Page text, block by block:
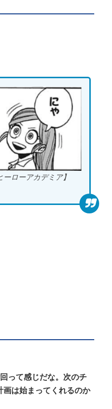
ローアカデミア】
って感じだな。次のチ
画は始まってくれるのか